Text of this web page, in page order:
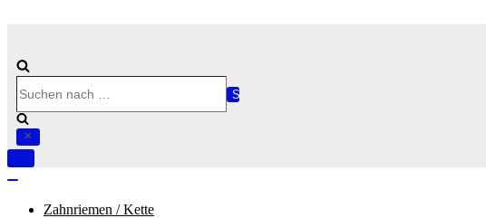
nach …
Navigation
Zahnriemen / Kette